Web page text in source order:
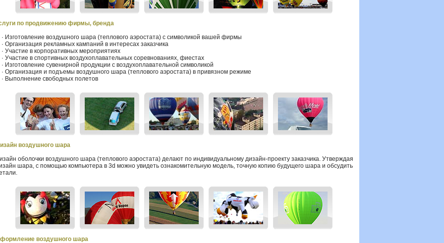
по продвижению фирмы, бренда
Изготовление воздушного шара (теплового аэростата) с символикой вашей фирмы
Организация рекламных кампаний в интересах заказчика
Участие в корпоративных мероприятиях
Участие в спортивных воздухоплавательных соревнованиях, фиестах
Изготовление сувенирной продукции с воздухоплавательной символикой
Организация и подъемы воздушного шара (теплового аэростата) в привязном режиме
Выполнение свободных полетов
воздушного шара
оболочки воздушного шара (теплового аэростата) делают по индивидуальному дизайн-проекту заказчика. Утверждая
шара, с помощью компьютера в 3d можно увидеть ознакомительную модель, точную копию будущего шара и обсудить
воздушного шара